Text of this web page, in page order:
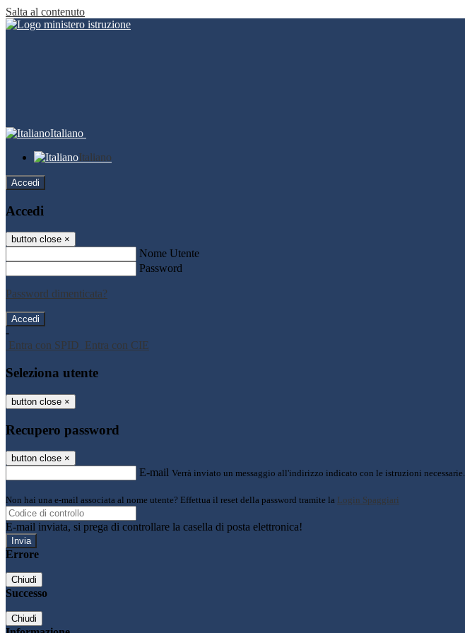
Salta al contenuto
Italiano
Italiano
Accedi
Accedi
button close ×
Nome Utente
Password
Password dimenticata?
-
Entra con SPID Entra con CIE
Seleziona utente
button close ×
Recupero password
button close ×
E-mail Verrà inviato un messaggio all'indirizzo indicato con le istruzioni necessarie.
Non hai una e-mail associata al nome utente? Effettua il reset della password tramite la Login Spaggiari
E-mail inviata, si prega di controllare la casella di posta elettronica!
Errore
Chiudi
Successo
Chiudi